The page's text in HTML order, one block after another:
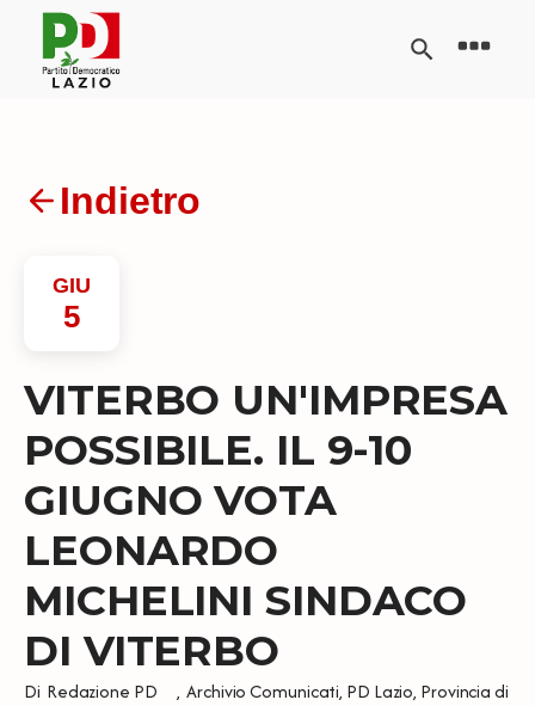
Indietro
GIU
5
VITERBO UN'IMPRESA
POSSIBILE. IL 9-10
GIUGNO VOTA
LEONARDO
MICHELINI SINDACO
DI VITERBO
Di Redazione PD
, Archivio Comunicati, PD Lazio, Provincia di